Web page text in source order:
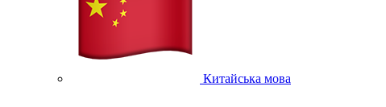
Китайська мова